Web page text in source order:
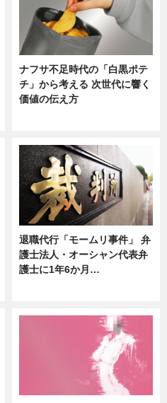
ナフサ不足時代の「白黒ポテ
チ」から考える 次世代に響く
価値の伝え方
退職代行「モームリ事件」 弁
護士法人・オーシャン代表弁
護士に1年6か月…